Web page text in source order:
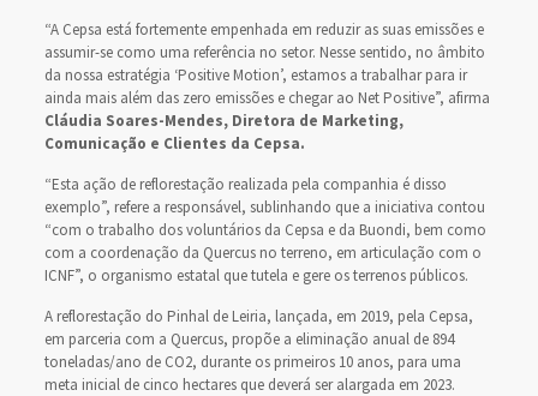
“A Cepsa está fortemente empenhada em reduzir as suas emissões e
assumir-se como uma referência no setor. Nesse sentido, no âmbito
da nossa estratégia ‘Positive Motion’, estamos a trabalhar para ir
ainda mais além das zero emissões e chegar ao Net Positive”, afirma
Cláudia Soares-Mendes, Diretora de Marketing,
Comunicação e Clientes da Cepsa.
“Esta ação de reflorestação realizada pela companhia é disso
exemplo”, refere a responsável, sublinhando que a iniciativa contou
“com o trabalho dos voluntários da Cepsa e da Buondi, bem como
com a coordenação da Quercus no terreno, em articulação com o
ICNF”, o organismo estatal que tutela e gere os terrenos públicos.
A reflorestação do Pinhal de Leiria, lançada, em 2019, pela Cepsa,
em parceria com a Quercus, propõe a eliminação anual de 894
toneladas/ano de CO2, durante os primeiros 10 anos, para uma
meta inicial de cinco hectares que deverá ser alargada em 2023.